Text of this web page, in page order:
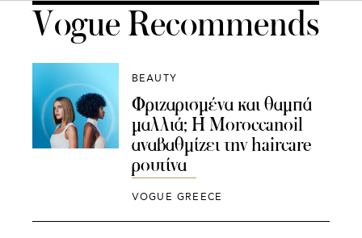
Vogue Recommends
BEAUTY
Φριζαρισμένα και θαμπά
μαλλιά; Η Moroccanoil
αναβαθμίζει την haircare
ρουτίνα
VOGUE GREECE